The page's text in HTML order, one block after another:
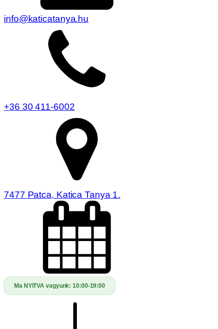
info@katicatanya.hu
+36 30 411-6002
7477 Patca, Katica Tanya 1.
Ma NYITVA vagyunk:10:00-19:00